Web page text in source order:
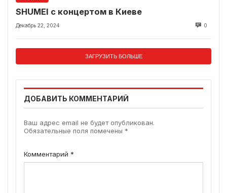
SHUMEI с концертом в Киеве
Декабрь 22, 2024 0
ЗАГРУЗИТЬ БОЛЬШЕ
ДОБАВИТЬ КОММЕНТАРИЙ
Ваш адрес email не будет опубликован.
Обязательные поля помечены *
Комментарий *